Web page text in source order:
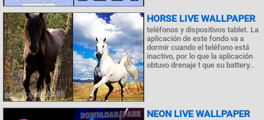
HORSE LIVE WALLPAPER
teléfonos y dispositivos tablet. La
aplicación de este fondo va a
dormir cuando el teléfono está
inactivo, por lo que la aplicación
obtuvo drenaje t que su battery..
NEON LIVE WALLPAPER